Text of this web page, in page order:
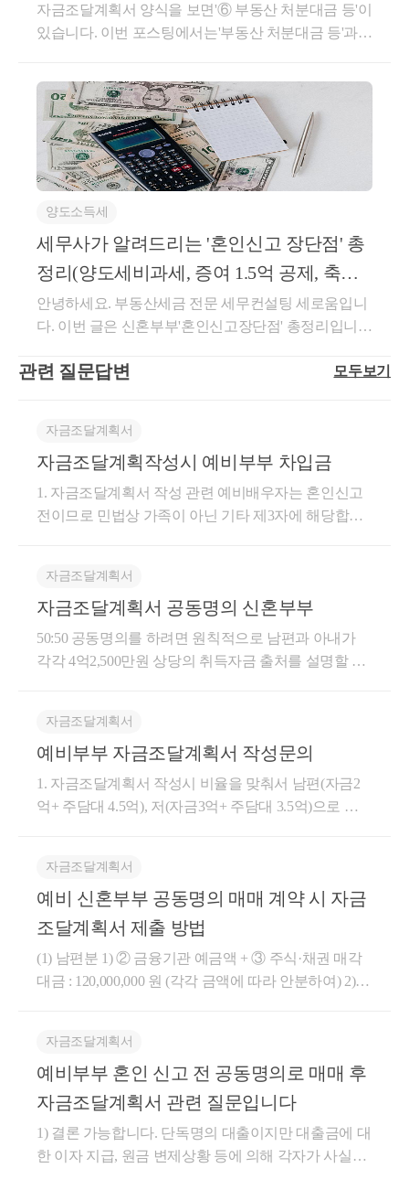
책 발표 전 상담 문의가 많았던 것 중 하나는 주택의 증
여 등 가족 간 거래였습니다. 저번 9.7 대책에 대한 블
족 간 거래가 해답이 될 수 있다고 언급하였었습니다.
규제지역 내 소재 주택은 거래 자체와 자금조달 역시
어렵고 세법상 패널티가 존재하기 때문에 추가적인 규
제지역 지정 전 명의 이전을 추천드린 것입니다.오늘
중, 규제 적용 전 부리나케 증여 등기를 치는 분들도 계
사님을 찾아가 등기를 치시는 것도 나쁜 선택은 아닐
것 같습니다.다만 오늘 해결이 어려우신 분들이라면
습니다. 규제 지역 지정에 따라 명의이전 자체가 어려
워졌음은 물론 가족 간 고가 주택 증여 및 부담부증여
에 대한 조사도 확대된다고 명확하게 언급하였기 때문
입니다. 또한 시세가 안정되었을 때, 혹은 시세가 가라
수도 있습니다.
다.실무적 입장에서 대응 전략현재는 개인사업자 세무
조사와 관련하여 AI 시스템이 도입되는 것이지만, 앞
합니다.사람의 실수나 편향을 줄이기 위한 수단이지
만, 그만큼 정형화된 이상 패턴에 자동으로 걸릴 수 있
다는 점에서 종전보다 더 위험하다고 생각하기도 합니
다.그럼에도 개개인의 사정까지 AI가 알 수는 없으니,
개별적 사안을 판단하고 조율하는 것은 납세자와 세무
당장 너무 걱정하시기 보다는 아래 &lt;표&gt;의 주요
상황별로 AI 세무조사 대상자가 되지 않기 위한 대처,
불가피한 상황이 있다면 후속적으로 사후관리 진행을
응 전략가족 간 자금거래매월 일정 금액 송금, 고가 자
산 공동 취득 등- 차용 시: 차용증, 이자지급, 상환계획
재 ("결혼자금", "생활비")사업용 계좌 사용가사비용에
좌 별도 사용- 사적 계좌 구분- 경비 증빙 명확화소득
적금 증빙- 과거 수입 증빙 (상여금, 보너스 등)- 일시적
수입 항목별 해명현금 위주의 거래계좌 없는 지출,현
금 자산 증식- CTR/STR 감시 대상 주의- 고액 현금 사
신고 이슈- 거래내역 전자기록 확보- 코인 출금 시 원화
입금 내역 정리- 해외이체 내역 정리세무조사 사전 점
검패턴에 걸릴까 불안한 상황- PCI 분석 기반 모의 점
검- 소명자료 사전 구성- 신고서 자동 점검 툴 활용가족
지분별 자금흐름 정리과거처럼 ‘사람이 감으로’ 조사
대상을 정하던 구조에서 이제는데이터 기반으로 공정
서도 AI 세무조사 시스템은 무작위 표본조사는 줄이
고, 악의적 탈루에 집중하여 정밀하게 조사를 시행하
소명자료 구비, 선제적인 설계로서 무서워 할 필요없
니다. 주택담보대출을 승계하는 부담부증여의 경우에
는 유상거래일지라도, 실거주와 직접적으로 관련이 없
문제가 되지 않습니다.문제가 되는 것은임대보증금을
승계하는 부담부증여입니다. 예를 들어 부모가 자녀에
게 주택을 증여하되, 세입자와 임대차계약이 존재하는
부동산이라면, 세입자에게 임대가 유지되기에 토지거
래허가 이용 목적이 위반되는 것입니다. 따라서거주
목적이 없다고 보아 토지거래허가를 받을 수 없습니
다.만약 토지거래허가를 받지 않기 위해, 증여자가 임
대차계약을 종료하거나 대출을 일시적으로 상환하고,
증여 이후에 다시 수증자 명의로 대출을 실행하는 등
방안을 활용한다면, 증여 시점에 채무가 존재하지 않
아 부담부증여가 성립되지 않는다는 딜레마가 있습니
다.따라서, 가족(특히 직계존비속)간의 부담부증여를
을 확인해보시고 가능 여부를 판단해보셔야 합니다.마
등에도 영향을 많이 받습니다. 따라서 이러한 사항과
해보시고 거래를 진행하는 것이 탈이 없습니다.
니다. 이런 경우 금융기관을 통해 실행 가능한 대출액
한도를 조회해보고 자금조달계획서 해당 란에 작성 후
지구로서 부속서류를 제출해야 하는 경우라면, 당장
실행되지 않은 은행 대출에 대해 부속서류를 제출할
수 없으니,미제출 사유서에 '잔금일에 맞춰 대출 실행
예정' 등 사유를 작성하고 추후 금융거래확인서(대출
실행일 기준)를 증빙으로 제출할 수 있도록 구비해두
시면 됩니다.공동명의로 구입하는 주택에 대해주택담
보대출은 배우자 일방 명의로 실행하는경우?부부가
대출의 담보가 되는 주택은 공동명의로 구입할 지라
도, 은행대출은 배우자 중 1인을 차주로하여 실행됩니
다. 단독명의로 실행한 대출금을 통해 공동명의로 주
택을 구입하는 경우 어떻게 해야할까요?정답을 말씀
드리면, 대출은 공동소유자 1인의 단독명의로 실행하
고, 사실상 공동소유자 각각이 대출 원리금 상환을 진
있습니다.즉, 공동명의로 구입할 경우 각 명의자별 자
계'에 주택 지분율에 따른 대출액을 각각 기재하고, 실
제 원리금 상환도 지분율에 따라 진행하시면 됩니다.
원리금의 상환은 생활비를 합쳐 사용하는 부부 간에
가 지분율에 따른 원리금 상환액을 자동이체할 수 있
도록 설정해두시는 것이 좋습니다.만약, 원리금 상환
이 사실상 1인으로부터 모두 진행된다면, 대출금이 각
자의 자금출처로 인정되지 못할 수 있기에 반드시 각
자금조달계획서 양식을 보면'⑥ 부동산 처분대금 등'이
있습니다. 이번 포스팅에서는'부동산 처분대금 등'과
변을 드리려 합니다.부동산 처분대금 등에는어떤 항목
을 기재하는 것일까?'부동산 처분대금 등'은 자금조달
계획서 작성란 중 자기자금에 해당합니다. 즉 차입금
등 타인자본이 아닌 자기자금을 기재하는 칸이며, 이
곳에 기재될 금액은 주로종전 부동산을 처분하고 받은
매각대금 또는 종전 거주하던 전세보증금의 반환액입
니다.이 때 중요한 것은 처분한 부동산의 매각대금과
반환받는 전세보증금의 명의가 본인의 것이여야 하는
것이며, 이는 부동산 매매계약서 또는 임대차계약서를
통해 증명할 수 있습니다.부동산 처분대금 등에금액은
어떻게 기재해야 할까?부동산을 처분하고 받은 매각
대금과 반환받은 전세보증금을 아무런 고려없이 전체
고 받은 매각대금 중 납부할 양도소득세가 있다면, 이
세보증금으로 전세보증금대출을 상환해야 한다면,전
후, 순액으로 기재만 하면 아무런 문제가 없을까?부동
산 처분대금 등에 기재된 금액이 실제 가용 자금과 부
합한다면 표면적으로는 문제가 없어보일 수 있습니다.
처고, 전세보증금을 반환받은 금액을 활용한 것이라
면, 최초 전세보증금의 출처입니다. 부동산을 매각하
것이기에 소득으로 문제가 없는 것이나,최초 자금의
출처 중 편법증여가 있었는 지 여부가 결국 쟁점이 되
목 중 최초 자금이 문제가 되는 경우가 있다면, 매수인
중 문제가 되는 최초 자금만큼은 소급하여 증여세 신
고를 진행하거나, 차입금을 상환하는 등 절차를 진행
하여 문제가 될 부분을 미리 대비하는 것도 좋습니다.
대금 영수증 (관리비 등 정산내역 등 포함)매각대금 이
체내역주택담보대출 등 상환내역 확인자료(금융거래
부서, 납세증명서 등전세보증금을 반환받아 대금을 마
련한 경우, 아래와 같은 서류를 준비해두셔야 합니다.
세대출 등 상환내역 등양도소득세비과세가 가능한 경
비과세 등이 적용되어 양도소득세 비과세 대상인 경우
원칙적으로 신고의무가 없습니다. 다만, 만약 비과세
가 적용되지 않을 것으로 판정되는 경우 추후 세금이
부과될 때 무신고 가산세가 함께 부과될 수 있기에, 비
양도소득세
세무사가 알려드리는 '혼인신고 장단점' 총
정리(양도세비과세, 증여 1.5억 공제, 축의
금 증여세, 생애최초취
안녕하세요. 부동산세금 전문 세무컨설팅 세로움입니
다. 이번 글은 신혼부부'혼인신고장단점' 총정리입니
결혼을 하면 혼자살때보다 불리한점이 많아지는데 이
다루는 방송에 출연해서 세금부분을 언급했었는데 2
년이 지난 지금 크게 달라진 것은 없어보입니다.혼인
신고를 하게 되면 양도세, 취득세, 종부세 각종 부동산
세금에서부부가 하나의 세대로 잡히게 되어 세금이 늘
리해드리고 있는 40대부부는자녀가 2명임에도 불구하
고 아직 혼인신고를 하지 않으신 상태로 지금까지 수
마다 혼인신고의 유불리가 달라질 수 있는데, 이번 글
은 여러 내용중에서도'반드시 알아둬야하는 혼인신고
합가양도세비과세대부분 주택을 취득할 때 1세대 1주
까지 양도세를 내지 않는 비과세는원칙적으로 1주택
을 보유한 세대만 적용됩니다.따라서1주택씩 보유한
남편과 아내가 혼인신고안했다면 모두 비과세를 받겠
도세 비과세 특례 중혼인으로 2주택이 되더라도 혼인
일로부터 5년 이내 먼저 양도하는 주택에 대해서는 동
일하게 비과세를 적용해주고 있습니다.여기서 반드시
족해야 비과세를 받을 수 있습니다.구분요건1혼인 전
1주택을 취득2혼인일로부터 5년 이내 양도3양도일 현
기 전부터 보유하던 주택이어야 합니다.1주택을 보유
2주택이 되는 경우로 규정하고 있기 때문에혼인일 이
후에 주택을 취득한 경우에는 혼인합가 특례를 받지
못하므로 반드시 유의해야 합니다.참고로 그 주택이
입주권 또는 분양권인 경우에는 별도의 비과세 규정이
관련 질문답변 모두보기
자금조달계획서
자금조달계획작성시 예비부부 차입금
1. 자금조달계획서 작성 관련 예비배우자는 혼인신고
전이므로 민법상 가족이 아닌 기타 제3자에 해당합니
비배우자) 금액: 150,000,000원 이자율 및 상환계획: 연
4.6%, 상환기한 20XX년까지 등 구체적 기재 보완서류:
차용증, 입금내역, 이자 지급 증빙자료 등 첨부 가능 실
제 자금 이동 및 이자 지급 내역은 향후 자금출처조사
자로부터 받은 자금은 민법상 타인 간 자산 이전으로
보며, 혼인 이후 소급하여 ‘부부 간 증여’로 재해석되지
는 않습니다. 따라서 부부 간 증여공제(10년간 6억 원)
를 적용할 수 없고, 실질적으로 무상이전으로 판단될
경우 증여세 과세 대상이 될 수 있습니다. 향후 증여를
신고를 하는 것이 바람직합니다. 3.이자 및 원금 일부
을 수 있습니다. 특히 이자가 1천만 원 미만이라 하더
라도 반드시 지급 사실이 증빙되어야 합니다. 4. 혼인
이후 상환을 하지 않을 경우의 세무상 판단 혼인 이후
에도 계속해서 상환이 이뤄진다면 차입 관계 유지로
이러한 상황에서는 차용 원금을 부부 간 증여로 전환
해 과세할 수 있으므로, 반환 후 부부간 증여공제 한도
내에서 다시 증여하는 절차가 가장 안전합니다. 저는
부동산 관련 세법, 경매학원 강의, 양도/상속/증여 등에
대한 내용으로 블로그 운영 중입니다. 블로그 주소는 h
ttps://blog.naver.com/cchh19이고, 참고해 보시면 좋을 것
자금조달계획서
자금조달계획서 공동명의 신혼부부
50:50 공동명의를 하려면 원칙적으로 남편과 아내가
각각 4억2,500만원 상당의 취득자금 출처를 설명할 수
별 자금출처가 확인되는지가 더 중요합니다. 주택담보
대출의 경우 대출 명의자와 실제 부담자가 다른 경우
에는 이를 반영하여 자금출처를 설명할 수도 있습니
다. 다만 본 건과 같이 남편 명의로 주택담보대출을 받
분에 대응시키는 것도 가능합니다. 본 사안의 경우 아
내는 약 4억원의 자기자금이 있고, 남편은 주택담보대
출을 통해 나머지 자금을 조달하는 구조이며, 잔금일
전 혼인신고 예정인 예비신혼부부라는 점을 고려하면
50:50 공동명의도 무난해 보입니다. 오히려 70:30, 80:20
등으로 지분을 조정하기보다는 각자의 자금출처 관련
자금조달계획서
예비부부 자금조달계획서 작성문의
1. 자금조달계획서 작성시 비율을 맞춰서 남편(자금2
억+ 주담대 4.5억), 저(자금3억+ 주담대 3.5억)으로 적
대출은 각각 절반씩 활용하시는 것이 맞습니다. 즉 아
래와 같이 구성하는 것이 좋습니다. (1) 남편 : 증여 2억
+ 그 밖의 차입금 0.5억(아내분 차입) + 주택담보대출 4
+ 주택담보대출 4억 = 6.5억 그 밖의 차입금은 혼인신
고 이전이기에 증여가 아닌 차입항목으로 구성하여, 5
서 차용증 작성, 원리금 상환 등을 통해 차입임을 인정
제에 따른 증여세 신고를 통해 채무를 소멸시킬 수 있
습니다. 대출은 단독명의로 실행하더라도, 상환을 함
께 한다면 공동 자금으로 인정받을 수 있습니다. 다만
이 부분에 대해서 부채 사후관리를 통해 실제로 공동
자금조달계획서
예비 신혼부부 공동명의 매매 계약 시 자금
조달계획서 제출 방법
(1) 남편분 1) ② 금융기관 예금액 + ③ 주식·채권 매각
대금 : 120,000,000 원 (각각 금액에 따라 안분하여) 2)
5,000,000 원 = 합계 305,000,000 원(50%) (1) 아내분 1)
② 금융기관 예금액 : 35,000,000 원(남편 대여액 제외)
2) ④ 증여·상속(직계존비속-부모님) : 100,000,000 원(세
출) : 170,000,000 원 = 합계 305,000,000 원(50%) 대략 이
정도로 구성할 수 있습니다. 5대5를 맞추기 위해 남편
자금조달계획서
예비부부 혼인 신고 전 공동명의로 매매 후
자금조달계획서 관련 질문입니다
1) 결론 가능합니다. 단독명의 대출이지만 대출금에 대
한 이자 지급, 원금 변제상황 등에 의해 각자가 사실상